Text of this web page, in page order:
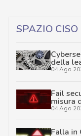
SPAZIO CISO
della
04 Ago
Fail
misura
04 Ago
Falla in